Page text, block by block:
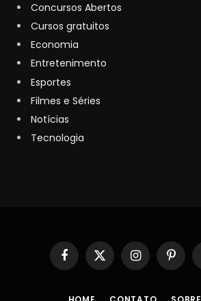
Concursos Abertos
Cursos gratuitos
Economia
Entretenimento
Esportes
Filmes e Séries
Notícias
Tecnologia
Facebook
X
(Twitter)
Instagram